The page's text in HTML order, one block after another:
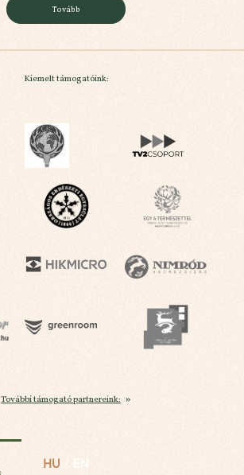
Tovább
Kiemelt támogatóink:
További támogató partnereink:
Országos Jótékonysági Vadászat
HU EN